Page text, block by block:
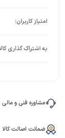
مشاوره فنی و مالی
ضمانت اصالت کالا